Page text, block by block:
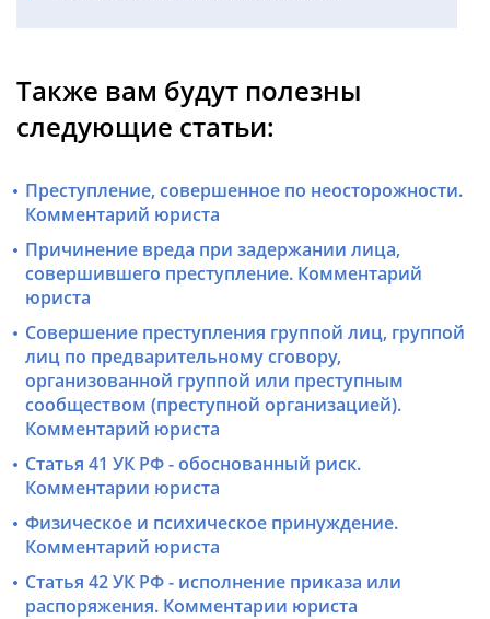
Также вам будут полезны
следующие статьи:
Преступление, совершенное по неосторожности.
Комментарий юриста
Причинение вреда при задержании лица,
совершившего преступление. Комментарий
юриста
Совершение преступления группой лиц, группой
лиц по предварительному сговору,
организованной группой или преступным
сообществом (преступной организацией).
Комментарий юриста
Статья 41 УК РФ - обоснованный риск.
Комментарии юриста
Физическое и психическое принуждение.
Комментарий юриста
Статья 42 УК РФ - исполнение приказа или
распоряжения. Комментарии юриста